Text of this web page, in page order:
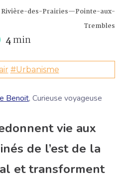
des-Prairies—Pointe-aux-
Trembles
4min
#Urbanisme
Benoit, Curieuse voyageuse
vie aux
de l’est de la
et transforment